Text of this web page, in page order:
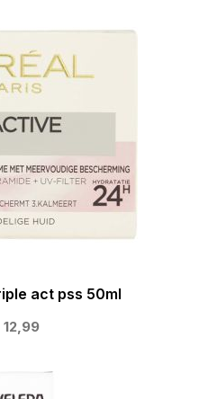
act pss 50ml
12,99